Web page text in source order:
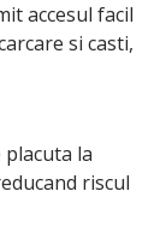
accesul facil
si casti,
la
riscul